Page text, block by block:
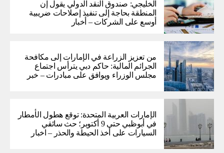
الخليجي: صندوق النقد الدولي يقول إن
المنطقة بحاجة إلى تنفيذ إصلاحات ضريبية
أوسع على الشركات – أخبار
من تعزيز الزراعة في الإمارات إلى مكافحة
الجرائم المالية: حاكم دبي يترأس اجتماع
مجلس الوزراء ويوافق على مبادرات – خبر
الإمارات العربية المتحدة: توقع هطول الأمطار
في أبوظبي حتى 9 أكتوبر؛ حث سائقي
السيارات على أخذ الحيطة والحذر – اخبار